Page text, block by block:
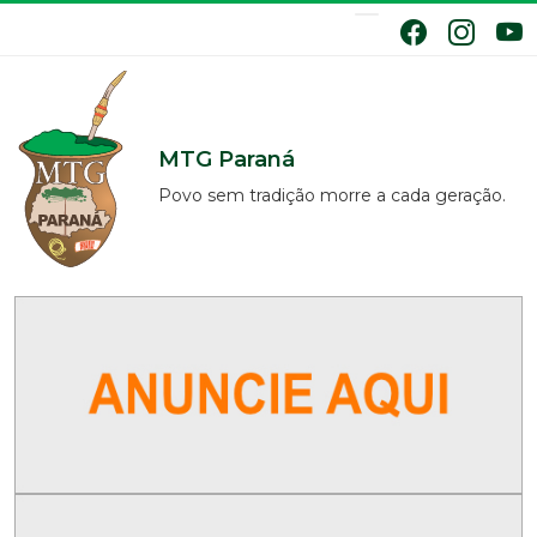
MTG Paraná
Povo sem tradição morre a cada geração.